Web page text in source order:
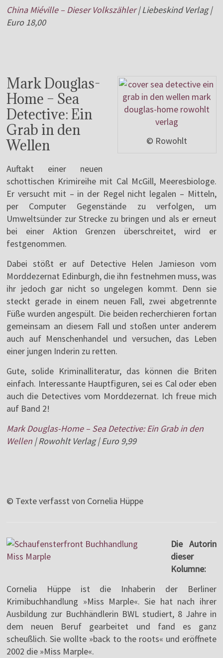
China Miéville – Dieser Volkszähler| Liebeskind Verlag |
Euro 18,00
© Rowohlt
Mark Douglas-
Home – Sea
Detective: Ein
Grab in den
Wellen
Auftakt einer neuen
schottischen Krimireihe mit Cal McGill, Meeresbiologe.
Er versucht mit – in der Regel nicht legalen – Mitteln,
per Computer Gegenstände zu verfolgen, um
Umweltsünder zur Strecke zu bringen und als er erneut
bei einer Aktion Grenzen überschreitet, wird er
festgenommen.
Dabei stößt er auf Detective Helen Jamieson vom
Morddezernat Edinburgh, die ihn festnehmen muss, was
ihr jedoch gar nicht so ungelegen kommt. Denn sie
steckt gerade in einem neuen Fall, zwei abgetrennte
Füße wurden angespült. Die beiden recherchieren fortan
gemeinsam an diesem Fall und stoßen unter anderem
auch auf Menschenhandel und versuchen, das Leben
einer jungen Inderin zu retten.
Gute, solide Kriminalliteratur, das können die Briten
einfach. Interessante Hauptfiguren, sei es Cal oder eben
auch die Detectives vom Morddezernat. Ich freue mich
auf Band 2!
Mark Douglas-Home – Sea Detective: Ein Grab in den
Wellen | Rowohlt Verlag | Euro 9,99
© Texte verfasst von Cornelia Hüppe
Die Autorin
dieser
Kolumne:
Cornelia Hüppe ist die Inhaberin der Berliner
Krimibuchhandlung »Miss Marple«. Sie hat nach ihrer
Ausbildung zur Buchhändlerin BWL studiert, 8 Jahre in
dem neuen Beruf gearbeitet und fand es ganz
scheußlich. Sie wollte »back to the roots« und eröffnete
2002 die »Miss Marple«.